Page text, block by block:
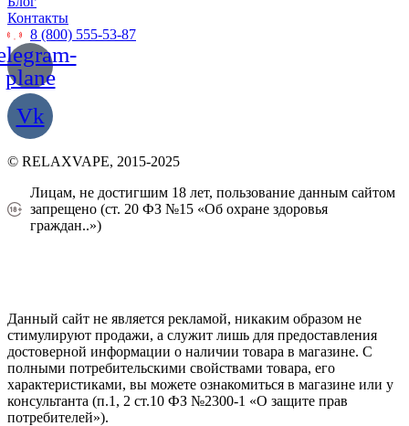
Контакты
8 (800) 555-53-87
plane
Vk
© RELAXVAPE, 2015-2025
Лицам, не достигшим 18 лет, пользование данным сайтом
запрещено (ст. 20 ФЗ №15 «Об охране здоровья
граждан..»)
Данный сайт не является рекламой, никаким образом не
стимулируют продажи, а служит лишь для предоставления
достоверной информации о наличии товара в магазине. С
полными потребительскими свойствами товара, его
характеристиками, вы можете ознакомиться в магазине или у
консультанта (п.1, 2 ст.10 ФЗ №2300-1 «О защите прав
потребителей»).